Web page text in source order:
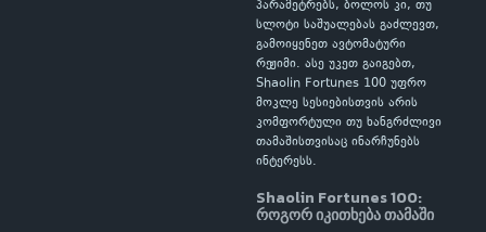
პარამეტრებს, ბოლოს კი, თუ
სლოტი საშუალებას გაძლევთ,
გამოიყენეთ ავტომატური
რეჟიმი. ასე უკეთ გაიგებთ,
Shaolin Fortunes 100 უფრო
მოკლე სესიებისთვის არის
კომფორტული თუ ხანგრძლივი
თამაშისთვისაც ინარჩუნებს
ინტერესს.
Shaolin Fortunes 100:
როგორ იკითხება თამაში